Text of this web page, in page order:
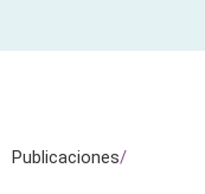
Publicaciones/